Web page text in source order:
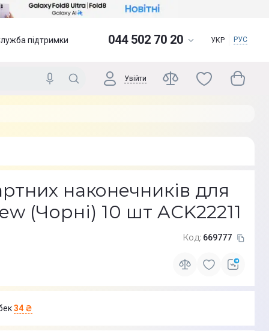
підтримки 044 502 70 20 УКР РУС
Увійти
наконечників для
(Чорні) 10 шт ACK22211
Код: 669777
34 ₴